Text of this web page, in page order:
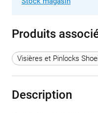
Produits
Visières et Pinlocks
Description